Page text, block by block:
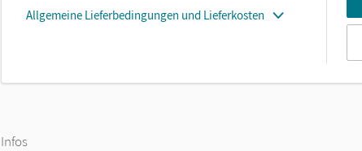
Allgemeine Lieferbedingungen und Lieferkosten
Infos